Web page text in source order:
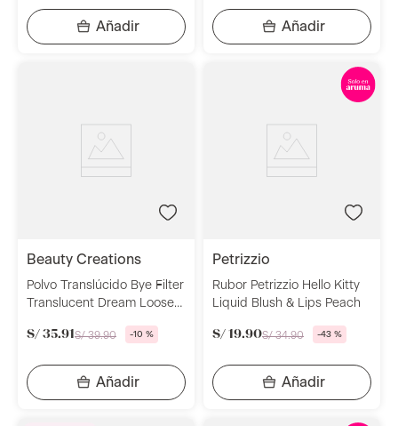
beauty creations
Polvo Translúcido Bye Filter
Translucent Dream Loose
S/ 35.91 S/ 39.90 -10 %
petrizzio
Rubor Petrizzio Hello Kitty
Liquid Blush & Lips Peach
S/ 19.90S/ 34.90 -43 %